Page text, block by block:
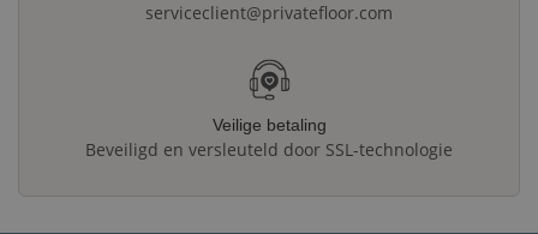
serviceclient@privatefloor.com
Veilige betaling
Beveiligd en versleuteld door SSL-technologie